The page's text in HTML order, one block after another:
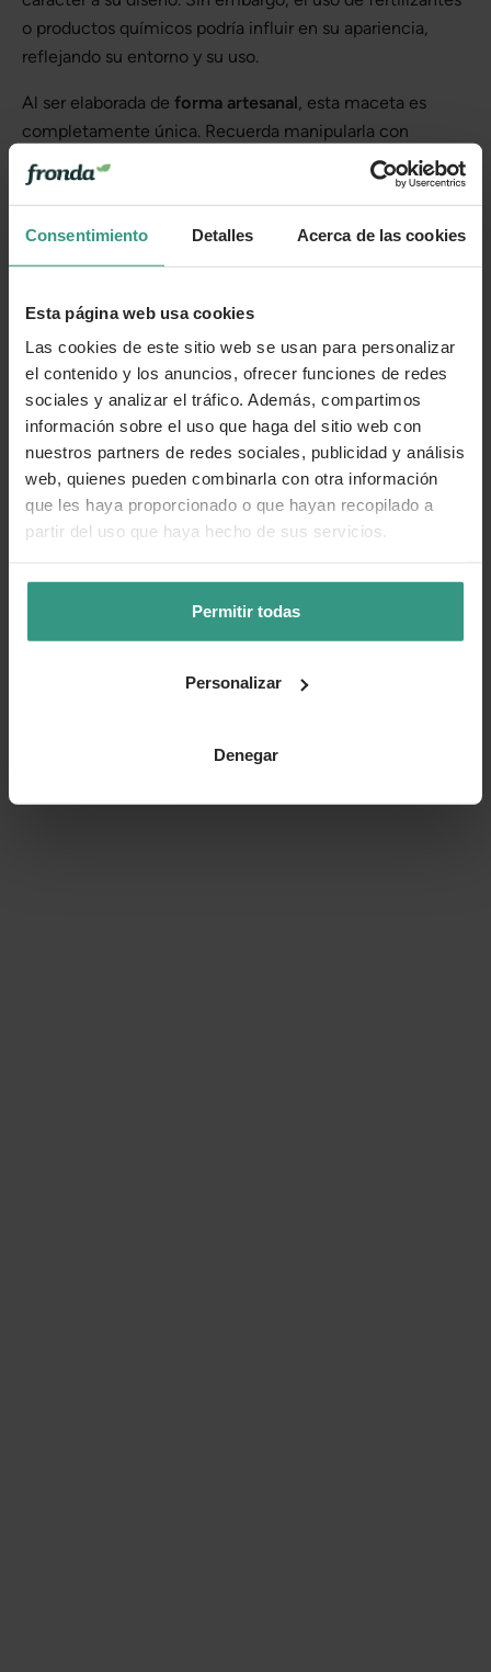
Consentimiento Detalles Acerca de las cookies
Esta página web usa cookies
Las cookies de este sitio web se usan para personalizar
el contenido y los anuncios, ofrecer funciones de redes
sociales y analizar el tráfico. Además, compartimos
información sobre el uso que haga del sitio web con
nuestros partners de redes sociales, publicidad y análisis
web, quienes pueden combinarla con otra información
que les haya proporcionado o que hayan recopilado a
partir del uso que haya hecho de sus servicios.
Permitir todas
Personalizar
Denegar
o productos químicos podría influir en su apariencia,
reflejando su entorno y su uso.
Al ser elaborada de forma artesanal, esta maceta es
completamente única. Recuerda manipularla con
cuidado al desembalarla para evitar rayaduras y garantizar
su conservación.
Más información
Cuidados
Categorías
Número de artículo:11255136
😐 Más o menos 👎 No